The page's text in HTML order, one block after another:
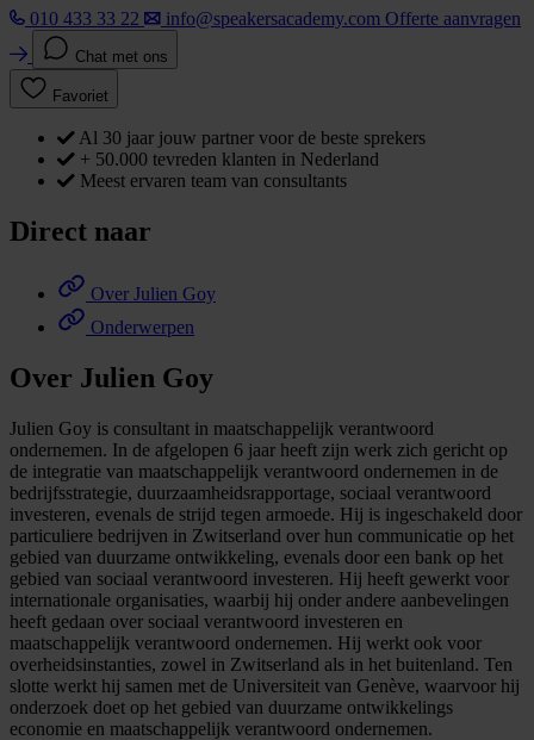
010 433 33 22 info@speakersacademy.com Offerte aanvragen
Chat met ons
Favoriet
Al 30 jaar jouw partner voor de beste sprekers
+ 50.000 tevreden klanten in Nederland
Meest ervaren team van consultants
Direct naar
Over Julien Goy
Onderwerpen
Over Julien Goy
Julien Goy is consultant in maatschappelijk verantwoord
ondernemen. In de afgelopen 6 jaar heeft zijn werk zich gericht op
de integratie van maatschappelijk verantwoord ondernemen in de
bedrijfsstrategie, duurzaamheidsrapportage, sociaal verantwoord
investeren, evenals de strijd tegen armoede. Hij is ingeschakeld door
particuliere bedrijven in Zwitserland over hun communicatie op het
gebied van duurzame ontwikkeling, evenals door een bank op het
gebied van sociaal verantwoord investeren. Hij heeft gewerkt voor
internationale organisaties, waarbij hij onder andere aanbevelingen
heeft gedaan over sociaal verantwoord investeren en
maatschappelijk verantwoord ondernemen. Hij werkt ook voor
overheidsinstanties, zowel in Zwitserland als in het buitenland. Ten
slotte werkt hij samen met de Universiteit van Genève, waarvoor hij
onderzoek doet op het gebied van duurzame ontwikkelings
economie en maatschappelijk verantwoord ondernemen.